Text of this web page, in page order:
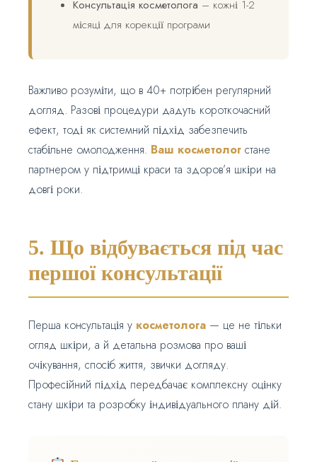
Консультація косметолога – кожні 1-2
місяці для корекції програми
Важливо розуміти, що в 40+ потрібен регулярний
догляд. Разові процедури дадуть короткочасний
ефект, тоді як системний підхід забезпечить
стабільне омолодження. Ваш косметолог стане
партнером у підтримці краси та здоров’я шкіри на
довгі роки.
5. Що відбувається під час
першої консультації
Перша консультація у косметолога — це не тільки
огляд шкіри, а й детальна розмова про ваші
очікування, спосіб життя, звички догляду.
Професійний підхід передбачає комплексну оцінку
стану шкіри та розробку індивідуального плану дій.